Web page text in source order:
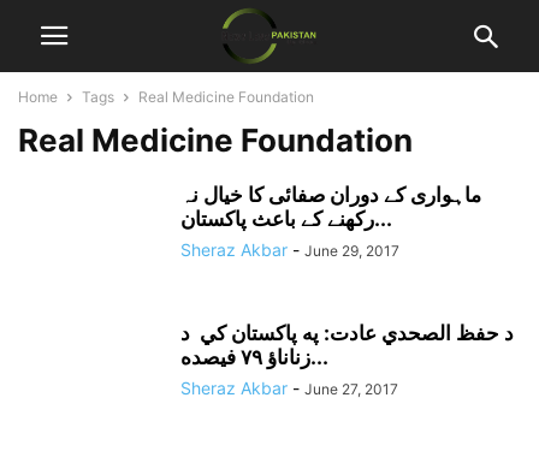
Home Tags Real Medicine Foundation
Real Medicine Foundation
ماہواری کے دوران صفائی کا خیال نہ
رکھنے کے باعث پاکستان...
Sheraz Akbar - June 29, 2017
د حفظ الصحدي عادت: په پاکستان کي د
زناناؤ ۷۹ فيصده...
Sheraz Akbar - June 27, 2017